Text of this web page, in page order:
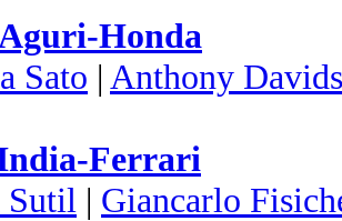
Honda
Sato | Anthony
Ferrari
Sutil | Giancarlo